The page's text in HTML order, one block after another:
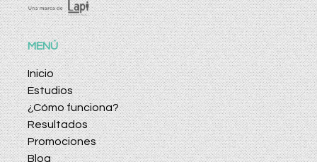
MENÚ
Inicio
Estudios
¿Cómo funciona?
Resultados
Promociones
Blog